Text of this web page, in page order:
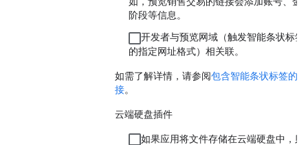
阶段等信息。
开发者与预览网域（触发智能条状标签
的指定网址格式）相关联。
如需了解详情，请参阅包含智能条状标签的
接。
云端硬盘插件
如果应用将文件存储在云端硬盘中，则